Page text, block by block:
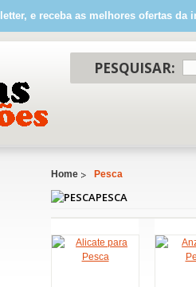
e receba as melhores ofertas da
PESQUISAR:
Home Pesca
PESCA